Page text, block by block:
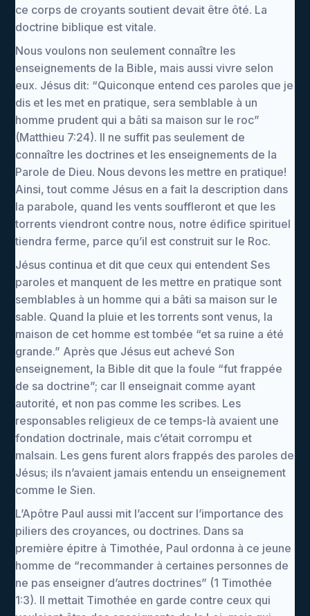
ce corps de croyants soutient devait être ôté. La
doctrine biblique est vitale.
Nous voulons non seulement connaître les
enseignements de la Bible, mais aussi vivre selon
eux. Jésus dit: “Quiconque entend ces paroles que je
dis et les met en pratique, sera semblable à un
homme prudent qui a bâti sa maison sur le roc”
(Matthieu 7:24). Il ne suffit pas seulement de
connaître les doctrines et les enseignements de la
Parole de Dieu. Nous devons les mettre en pratique!
Ainsi, tout comme Jésus en a fait la description dans
la parabole, quand les vents souffleront et que les
torrents viendront contre nous, notre édifice spirituel
tiendra ferme, parce qu’il est construit sur le Roc.
Jésus continua et dit que ceux qui entendent Ses
paroles et manquent de les mettre en pratique sont
semblables à un homme qui a bâti sa maison sur le
sable. Quand la pluie et les torrents sont venus, la
maison de cet homme est tombée “et sa ruine a été
grande.” Après que Jésus eut achevé Son
enseignement, la Bible dit que la foule “fut frappée
de sa doctrine”; car Il enseignait comme ayant
autorité, et non pas comme les scribes. Les
responsables religieux de ce temps-là avaient une
fondation doctrinale, mais c’était corrompu et
malsain. Les gens furent alors frappés des paroles de
Jésus; ils n’avaient jamais entendu un enseignement
comme le Sien.
L’Apôtre Paul aussi mit l’accent sur l’importance des
piliers des croyances, ou doctrines. Dans sa
première épitre à Timothée, Paul ordonna à ce jeune
homme de “recommander à certaines personnes de
ne pas enseigner d’autres doctrines” (1 Timothée
1:3). Il mettait Timothée en garde contre ceux qui